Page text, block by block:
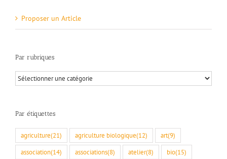
Proposer un Article
Par rubriques
Par
rubriques
Par étiquettes
agriculture(21) agriculture biologique(12) art(9)
association(14) associations(8) atelier(8) bio(15)